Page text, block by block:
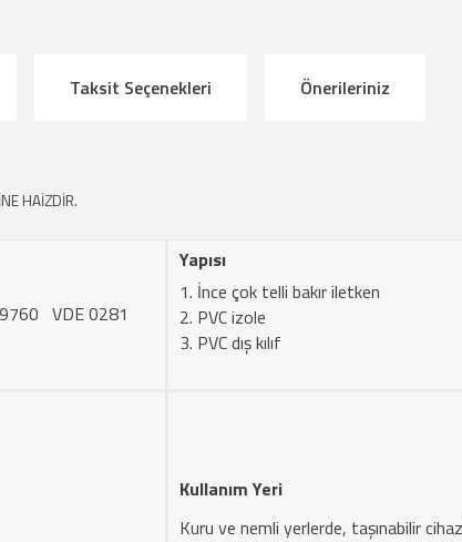
Taksit Seçenekleri Önerileriniz
HAİZDİR.
VDE 0281
Yapısı
İnce çok telli bakır iletken
PVC izole
PVC dış kılıf
Kullanım Yeri
Kuru ve nemli yerlerde, taşınabilir